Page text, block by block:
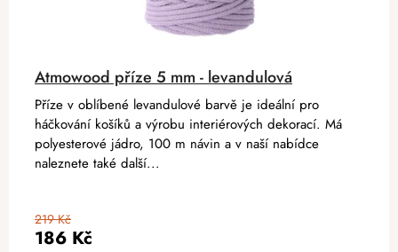
Atmowood příze 5 mm - levandulová
186 Kč
219 Kč
Příze v oblíbené levandulové barvě je ideální pro
háčkování košíků a výrobu interiérových dekorací. Má
polyesterové jádro, 100 m návin a v naší nabídce
naleznete také další...